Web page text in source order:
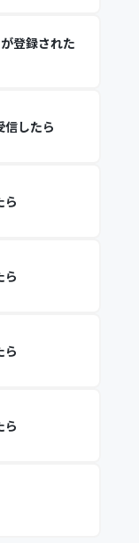
登録された
信したら
ら
ら
ら
ら